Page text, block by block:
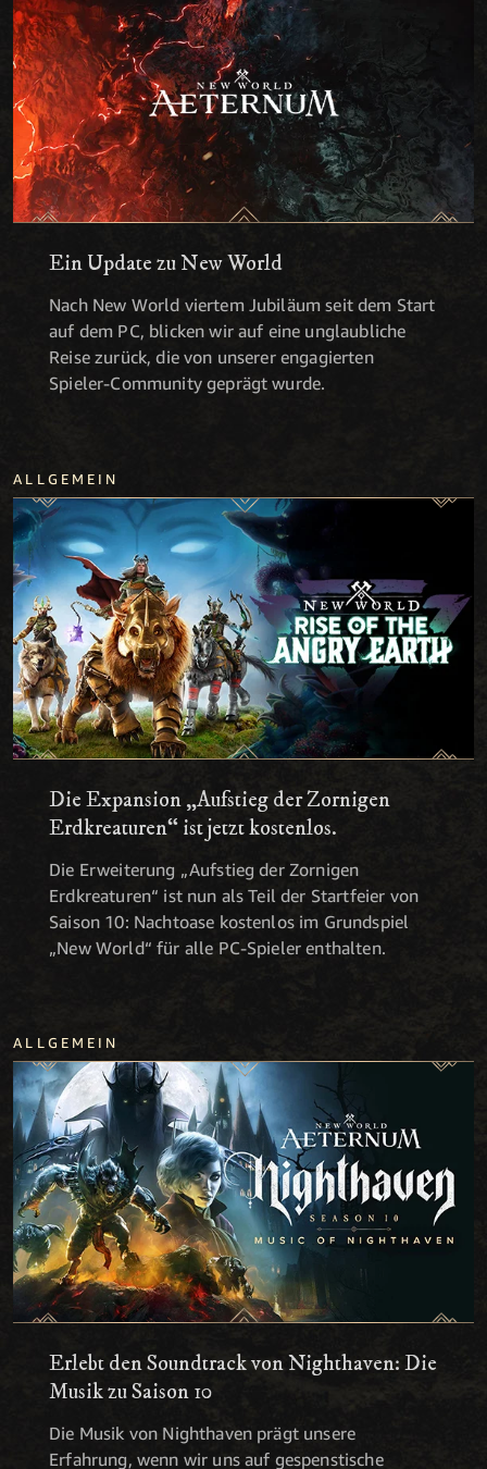
Ein Update zu New World
Nach New World viertem Jubiläum seit dem Start
auf dem PC, blicken wir auf eine unglaubliche
Reise zurück, die von unserer engagierten
Spieler-Community geprägt wurde.
ALLGEMEIN
Die Expansion „Aufstieg der Zornigen
Erdkreaturen“ ist jetzt kostenlos.
Die Erweiterung „Aufstieg der Zornigen
Erdkreaturen“ ist nun als Teil der Startfeier von
Saison 10: Nachtoase kostenlos im Grundspiel
„New World“ für alle PC-Spieler enthalten.
ALLGEMEIN
Erlebt den Soundtrack von Nighthaven: Die
Musik zu Saison 10
Die Musik von Nighthaven prägt unsere
Erfahrung, wenn wir uns auf gespenstische